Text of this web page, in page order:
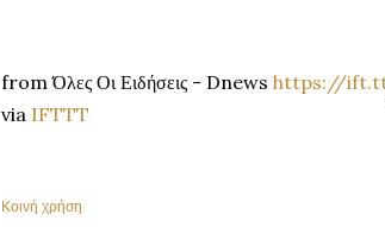
from Όλες Οι Ειδήσεις - Dnews https://
via IFTTT
Κοινή χρήση